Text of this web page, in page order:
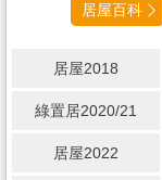
居屋百科
居屋2018
綠置居2020/21
居屋2022